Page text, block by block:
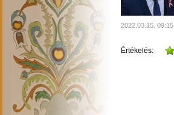
2022.03.15. 09:15
Értékelés: